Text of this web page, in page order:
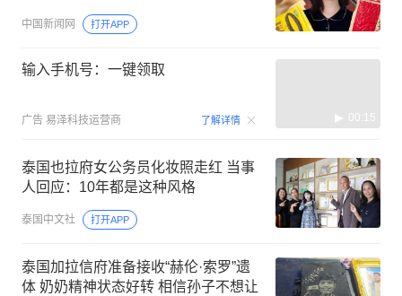
中国新闻网 打开APP
输入手机号：一键领取
广告 易泽科技运营商 了解详情 00:15
泰国也拉府女公务员化妆照走红 当事
人回应：10年都是这种风格
泰国中文社 打开APP
泰国加拉信府准备接收“赫伦·索罗”遗
体 奶奶精神状态好转 相信孙子不想让